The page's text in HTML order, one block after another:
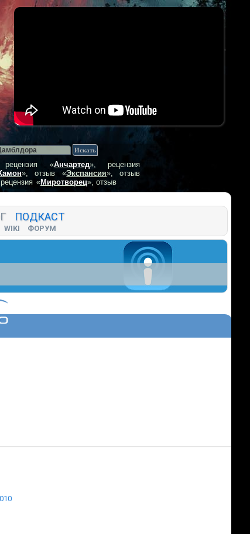
«Анчартед», рецензия
», отзыв «Экспансия», отзыв
«Миротворец», отзыв
ПОДКАСТ
WIKI ФОРУМ